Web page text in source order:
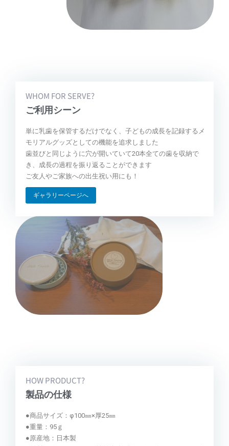
WHOM FOR SERVE?
ご利用シーン
単に乳歯を保管するだけでなく、子どもの成長を記録するメ
モリアルグッズとしての機能を追求しました
歯並びと同じように穴が開いていて20本全ての歯を収納で
き、成長の過程を振り返ることができます
ご友人やご家族への出生祝い用にも！
ギャラリーページへ
HOW PRODUCT?
製品の仕様
●商品サイズ：φ100㎜×厚25㎜
●重量：95ｇ
●原産地：日本製